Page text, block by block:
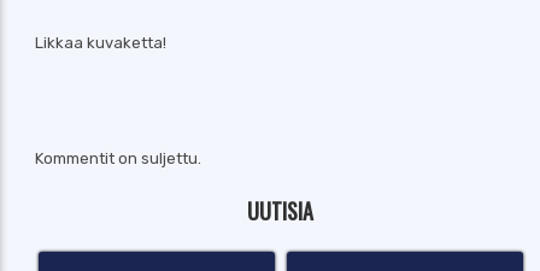
Likkaa kuvaketta!
Kommentit on suljettu.
UUTISIA